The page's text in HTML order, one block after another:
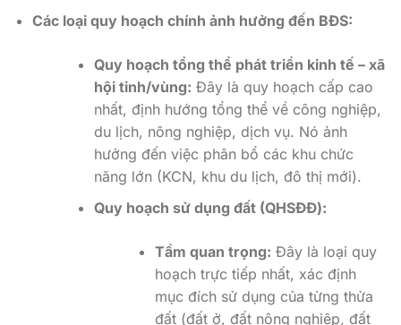
Các loại quy hoạch chính ảnh hưởng đến BĐS:
Quy hoạch tổng thể phát triển kinh tế – xã
hội tỉnh/vùng: Đây là quy hoạch cấp cao
nhất, định hướng tổng thể về công nghiệp,
du lịch, nông nghiệp, dịch vụ. Nó ảnh
hưởng đến việc phân bổ các khu chức
năng lớn (KCN, khu du lịch, đô thị mới).
Quy hoạch sử dụng đất (QHSĐĐ):
Tầm quan trọng: Đây là loại quy
hoạch trực tiếp nhất, xác định
mục đích sử dụng của từng thửa
đất (đất ở, đất nông nghiệp, đất